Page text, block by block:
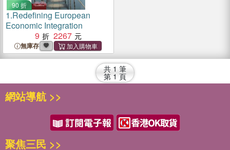
90 折
1.Redefining European
Economic Integration
9
2267
無庫存
共 1 筆
第 1 頁
網站導航 >>
聚焦三民 >>